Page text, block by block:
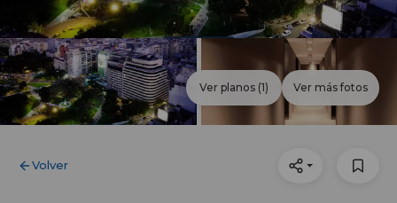
Volver
Ver planos (1) Ver más fotos